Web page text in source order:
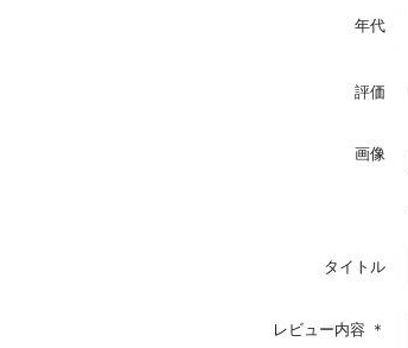
年代
評価
画像
タイトル
レビュー内容 ＊